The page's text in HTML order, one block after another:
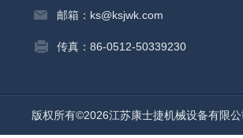
邮箱：ks@ksjwk.com
传真：86-0512-50339230
版权所有©2026江苏康士捷机械设备有